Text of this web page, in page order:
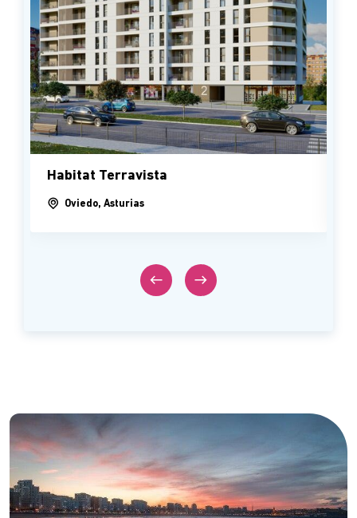
Habitat Terravista
Oviedo, Asturias